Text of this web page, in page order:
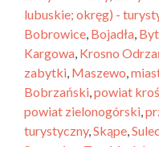
lubuskie; okręg) -
Bobrowice, Bojadła,
Kargowa, Krosno
zabytki, Maszewo,
Bobrzański,powiat
powiat zielonogórski,
turystyczny,Skąpe,